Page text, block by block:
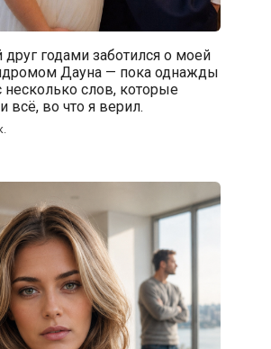
годами заботился о моей
Дауна — пока однажды
несколько слов, которые
всё, во что я верил.